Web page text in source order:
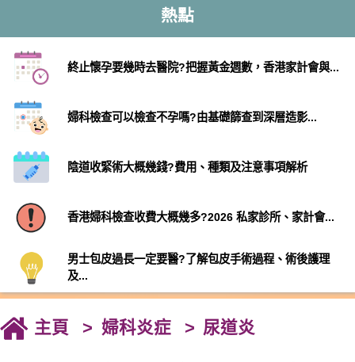
熱點
終止懷孕要幾時去醫院?把握黃金週數，香港家計會與...
婦科檢查可以檢查不孕嗎?由基礎篩查到深層造影...
陰道收緊術大概幾錢?費用、種類及注意事項解析
香港婦科檢查收費大概幾多?2026 私家診所、家計會...
男士包皮過長一定要醫?了解包皮手術過程、術後護理
及...
主頁 婦科炎症 尿道炎